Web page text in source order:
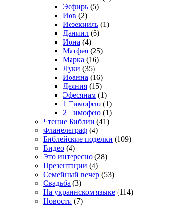
Эсфирь (5)
Иов (2)
Иезекииль (1)
Даниил (6)
Иона (4)
Матфея (25)
Марка (16)
Луки (35)
Иоанна (16)
Деяния (15)
Эфесянам (1)
1 Тимофею (1)
2 Тимофею (1)
Чтение Библии (41)
Фланелеграф (4)
Библейские поделки (109)
Видео (4)
Это интересно (28)
Презентации (4)
Семейный вечер (53)
Свадьба (3)
На украинском языке (114)
Новости (7)